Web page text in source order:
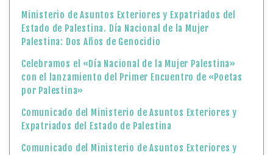
Ministerio de Asuntos Exteriores y Expatriados del
Estado de Palestina. Día Nacional de la Mujer
Palestina: Dos Años de Genocidio
Celebramos el «Día Nacional de la Mujer Palestina»
con el lanzamiento del Primer Encuentro de «Poetas
por Palestina»
Comunicado del Ministerio de Asuntos Exteriores y
Expatriados del Estado de Palestina
Comunicado del Ministerio de Asuntos Exteriores y